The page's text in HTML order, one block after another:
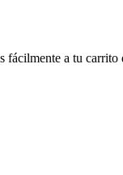
fácilmente a tu carrito